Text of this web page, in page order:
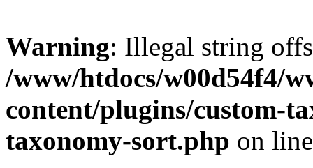
Warning: Illegal string
/www/htdocs/w00d54f4/
content/plugins/custom-
taxonomy-sort.php on